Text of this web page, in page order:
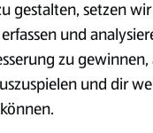
gestalten, setzen wir
und
zu gewinnen,
und dir